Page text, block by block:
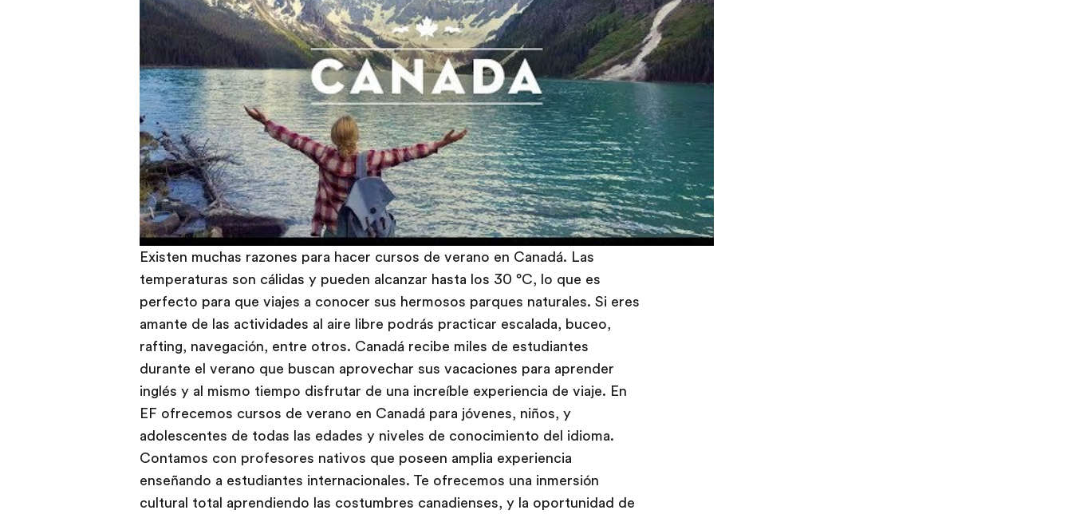
Existen muchas razones para hacer cursos de verano en Canadá. Las
temperaturas son cálidas y pueden alcanzar hasta los 30 °C, lo que es
perfecto para que viajes a conocer sus hermosos parques naturales. Si eres
amante de las actividades al aire libre podrás practicar escalada, buceo,
rafting, navegación, entre otros. Canadá recibe miles de estudiantes
durante el verano que buscan aprovechar sus vacaciones para aprender
inglés y al mismo tiempo disfrutar de una increíble experiencia de viaje. En
EF ofrecemos cursos de verano en Canadá para jóvenes, niños, y
adolescentes de todas las edades y niveles de conocimiento del idioma.
Contamos con profesores nativos que poseen amplia experiencia
enseñando a estudiantes internacionales. Te ofrecemos una inmersión
cultural total aprendiendo las costumbres canadienses, y la oportunidad de